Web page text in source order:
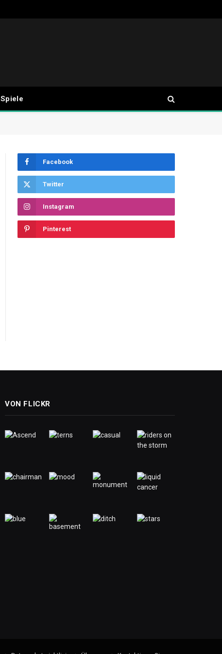
Spiele
Facebook
Twitter
Instagram
Pinterest
VON FLICKR